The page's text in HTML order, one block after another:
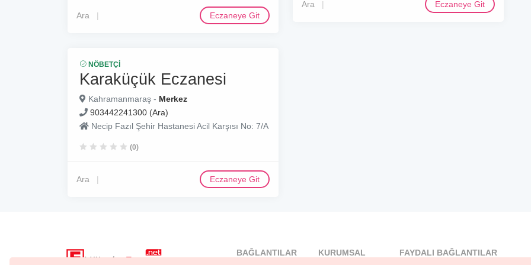
Ara Eczaneye Git
Ara Eczaneye Git
NÖBETÇI
Karaküçük Eczanesi
Kahramanmaraş - Merkez
903442241300 (Ara)
Necip Fazıl Şehir Hastanesi Acil Karşısı No: 7/A
(0)
Ara Eczaneye Git
BAĞLANTILAR
KURUMSAL
FAYDALI BAĞLANTILAR